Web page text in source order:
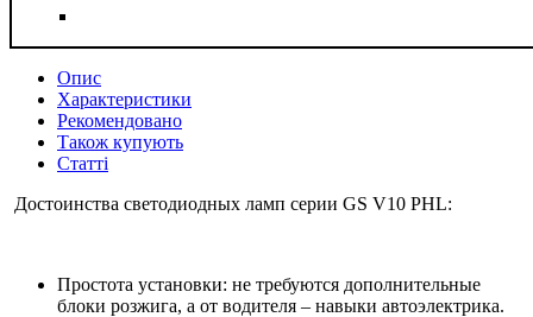
Опис
Характеристики
Рекомендовано
Також купують
Статті
Достоинства светодиодных ламп серии GS V10 PHL:
Простота установки: не требуются дополнительные
блоки розжига, а от водителя – навыки автоэлектрика.